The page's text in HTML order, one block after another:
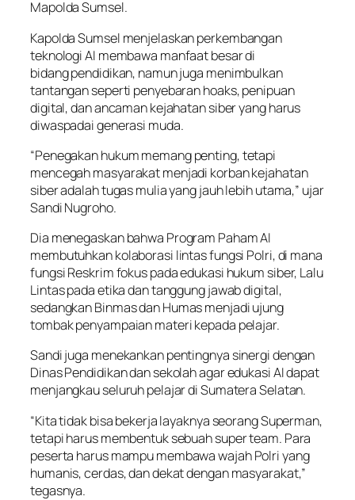
Mapolda Sumsel.
Kapolda Sumsel menjelaskan perkembangan
teknologi AI membawa manfaat besar di
bidang pendidikan, namun juga menimbulkan
tantangan seperti penyebaran hoaks, penipuan
digital, dan ancaman kejahatan siber yang harus
diwaspadai generasi muda.
“Penegakan hukum memang penting, tetapi
mencegah masyarakat menjadi korban kejahatan
siber adalah tugas mulia yang jauh lebih utama,” ujar
Sandi Nugroho.
Dia menegaskan bahwa Program Paham AI
membutuhkan kolaborasi lintas fungsi Polri, di mana
fungsi Reskrim fokus pada edukasi hukum siber, Lalu
Lintas pada etika dan tanggung jawab digital,
sedangkan Binmas dan Humas menjadi ujung
tombak penyampaian materi kepada pelajar.
Sandi juga menekankan pentingnya sinergi dengan
Dinas Pendidikan dan sekolah agar edukasi AI dapat
menjangkau seluruh pelajar di Sumatera Selatan.
“Kita tidak bisa bekerja layaknya seorang Superman,
tetapi harus membentuk sebuah super team. Para
peserta harus mampu membawa wajah Polri yang
humanis, cerdas, dan dekat dengan masyarakat,”
tegasnya.